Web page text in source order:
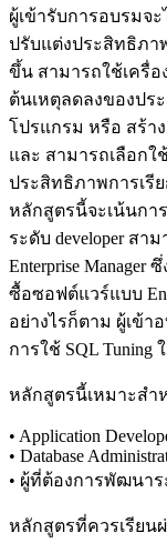
ผู้เข้ารับการอบรมจ
ปรับแต่งประสิทธิภา
ขึ้น สามารถใช้เครื่อ
ต้นเหตุลดลงของปร
โปรแกรม หรือ สร้า
และ สามารถเลือกใ
ประสิทธิภาพการเรี
หลักสูตรนี้จะเน้นการ
ระดับ developer สา
Enterprise
ซื้อซอฟต์แวร์แบบ
อย่างไรก็ตาม ผู้เข้า
การใช้ SQL Tuning
หลักสูตรนี้เหมาะสำ
• Application
• Database
• ผู้ที่ต้องการพัฒนาร
หลักสูตรที่ควรเรียน